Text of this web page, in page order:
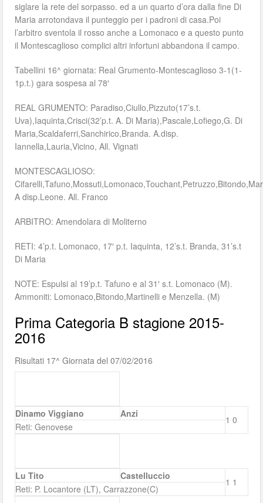
siglare la rete del sorpasso. ed a un quarto d’ora dalla fine Di
Maria arrotondava il punteggio per i padroni di casa.Poi
l’arbitro sventola il rosso anche a Lomonaco e a questo punto
il Montescaglioso complici altri infortuni abbandona il campo.
Tabellini 16^ giornata: Real Grumento-Montescaglioso 3-1(1-
1p.t.) gara sospesa al 78′
REAL GRUMENTO: Paradiso,Ciullo,Pizzuto(17’s.t.
Uva),Iaquinta,Crisci(32’p.t. A. Di Maria),Pascale,Lofiego,G. Di
Maria,Scaldaferri,Sanchirico,Branda. A.disp.
Iannella,Lauria,Vicino, All. Vignati
MONTESCAGLIOSO:
A disp.Leone. All. Franco
ARBITRO: Amendolara di Moliterno
RETI: 4’p.t. Lomonaco, 17′ p.t. Iaquinta, 12’s.t. Branda, 31’s.t
Di Maria
NOTE: Espulsi al 19’p.t. Tafuno e al 31′ s.t. Lomonaco (M).
Ammoniti: Lomonaco,Bitondo,Martinelli e Menzella. (M)
Prima Categoria B stagione 2015-
2016
Risultati 17^ Giornata del 07/02/2016
Dinamo Viggiano Anzi
1 0
Reti: Genovese
Lu Tito Castelluccio
1 1
Reti: P. Locantore (LT), Carrazzone(C)